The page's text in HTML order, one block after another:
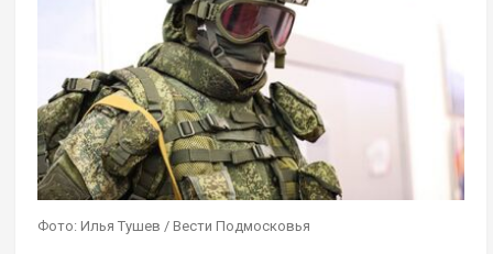
Фото: Илья Тушев / Вести Подмосковья